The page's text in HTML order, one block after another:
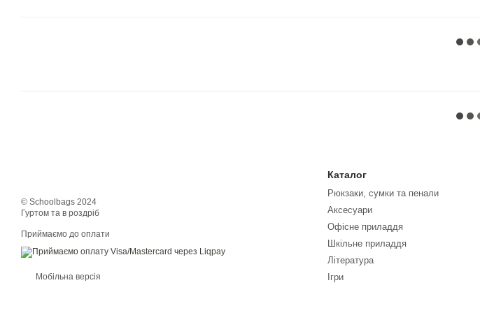
© Schoolbags 2024
Гуртом та в роздріб
Приймаємо до оплати
Мобільна версія
Каталог
Рюкзаки, сумки та пенали
Аксесуари
Офісне приладдя
Шкільне приладдя
Література
Ігри